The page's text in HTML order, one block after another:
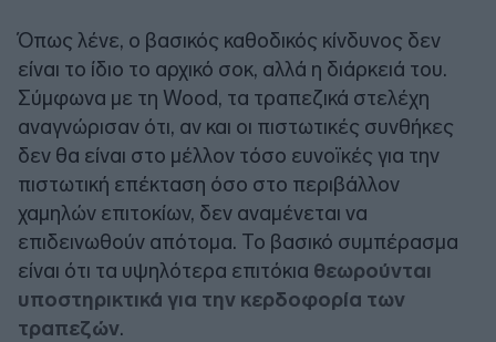
Όπως λένε, ο βασικός καθοδικός κίνδυνος δεν
είναι το ίδιο το αρχικό σοκ, αλλά η διάρκειά του.
Σύμφωνα με τη Wood, τα τραπεζικά στελέχη
αναγνώρισαν ότι, αν και οι πιστωτικές συνθήκες
δεν θα είναι στο μέλλον τόσο ευνοϊκές για την
πιστωτική επέκταση όσο στο περιβάλλον
χαμηλών επιτοκίων, δεν αναμένεται να
επιδεινωθούν απότομα. Το βασικό συμπέρασμα
είναι ότι τα υψηλότερα επιτόκια θεωρούνται
υποστηρικτικά για την κερδοφορία των
τραπεζών.